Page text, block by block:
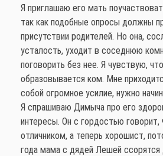
Я приглашаю его мать
так как подобные опросы должны
присутствии родителей. Но она,
усталость, уходит в соседнюю
поговорить без нее. Я чувствую,
образовывается ком. Мне
собой огромное усилие, нужно
Я спрашиваю Димыча про его
интересы. Он с гордостью
отличником, а теперь хорошист,
года мама с дядей Лешей ссорятся